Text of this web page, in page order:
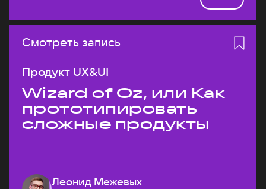
Смотреть запись
Продукт UX&UI
Wizard of Oz, или Как
прототипировать
сложные продукты
Леонид Межевых